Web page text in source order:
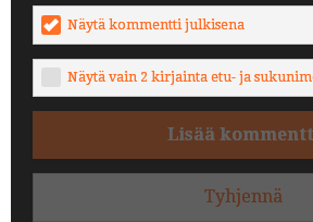
Näytä kommentti julkisena
Näytä vain 2 kirjainta etu- ja
Lisää
Tyhjennä